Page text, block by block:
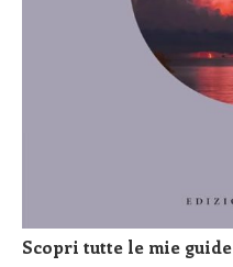
Scopri tutte le mie guide